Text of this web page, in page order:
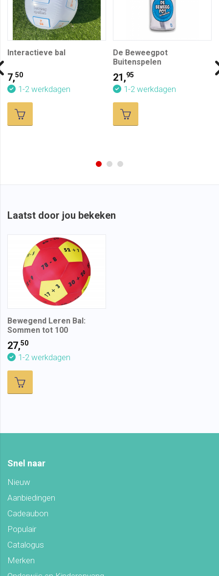
Interactieve bal
7,50
1-2 werkdagen
De Beweegpot
Buitenspelen
21,95
1-2 werkdagen
Laatst door jou bekeken
Bewegend Leren Bal:
Sommen tot 100
27,50
1-2 werkdagen
Snel naar
Nieuw
Aanbiedingen
Cadeaubon
Populair
Catalogus
Merken